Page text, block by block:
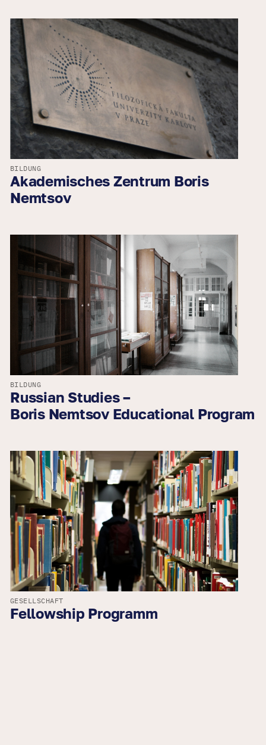
BILDUNG
Akademisches Zentrum Boris
Nemtsov
BILDUNG
Russian Studies –
Boris Nemtsov Educational Program
GESELLSCHAFT
Fellowship Programm